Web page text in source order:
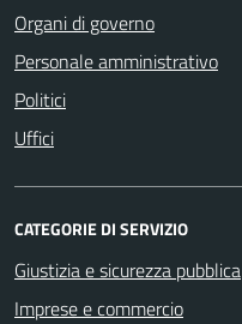
Organi di governo
Personale amministrativo
Politici
Uffici
CATEGORIE DI SERVIZIO
Giustizia e sicurezza pubblica
Imprese e commercio